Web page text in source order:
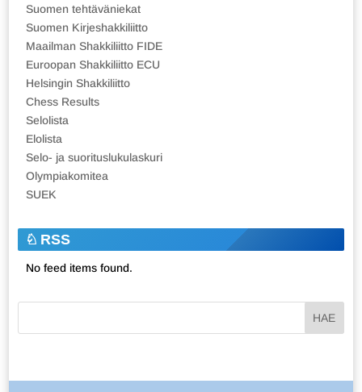
Suomen tehtäväniekat
Suomen Kirjeshakkiliitto
Maailman Shakkiliitto FIDE
Euroopan Shakkiliitto ECU
Helsingin Shakkiliitto
Chess Results
Selolista
Elolista
Selo- ja suorituslukulaskuri
Olympiakomitea
SUEK
RSS
No feed items found.